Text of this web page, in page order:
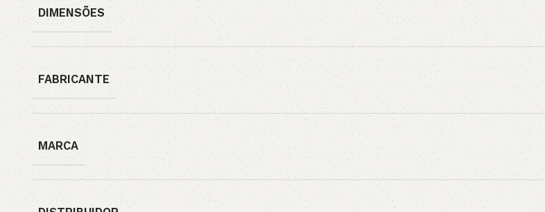
DIMENSÕES
FABRICANTE
MARCA